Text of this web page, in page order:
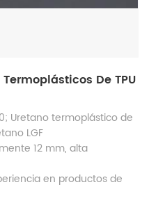
Termoplásticos De TPU
Uretano termoplástico de
LGF
12 mm, alta
en productos de